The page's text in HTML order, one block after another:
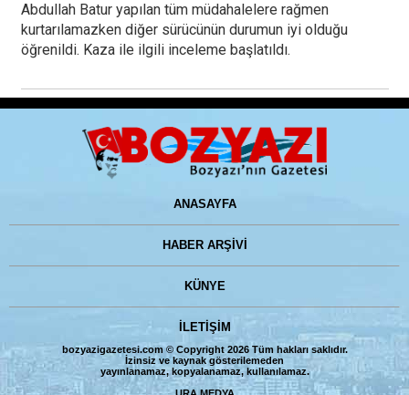
Abdullah Batur yapılan tüm müdahalelere rağmen
kurtarılamazken diğer sürücünün durumun iyi olduğu
öğrenildi. Kaza ile ilgili inceleme başlatıldı.
ANASAYFA
HABER ARŞİVİ
KÜNYE
İLETİŞİM
bozyazigazetesi.com © Copyright 2026 Tüm hakları saklıdır.
İzinsiz ve kaynak gösterilemeden
yayınlanamaz, kopyalanamaz, kullanılamaz.